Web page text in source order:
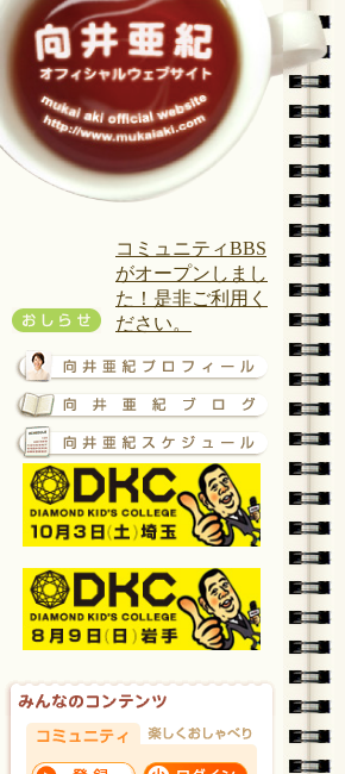
コミュニティBBS
がオープンしまし
た！是非ご利用く
ださい。